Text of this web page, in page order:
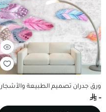
ورق جدران تصميم الطبيعة والأشجار
-